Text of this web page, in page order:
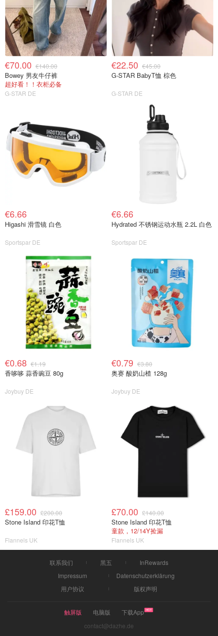
€70.00 €140.00
Bowey 男友牛仔裤
超好看！！衣柜必备
G-STAR DE
€22.50 €45.00
G-STAR BabyT恤 棕色
G-STAR DE
€6.66
Higashi 滑雪镜 白色
Sportspar DE
€6.66
Hydrated 不锈钢运动水瓶 2.2L 白色
Sportspar DE
€0.68 €1.19
香哆哆 蒜香豌豆 80g
Joybuy DE
€0.79 €3.80
奥赛 酸奶山楂 128g
Joybuy DE
£159.00 £200.00
Stone Island 印花T恤
Flannels UK
£70.00 £140.00
Stone Island 印花T恤
童款，12/14Y捡漏
Flannels UK
联系我们 黑五
InRewards
Impressum
Datenschutzerklärung
用户协议
版权声明
触屏版 电脑版
下载App
contact@dazhe.de